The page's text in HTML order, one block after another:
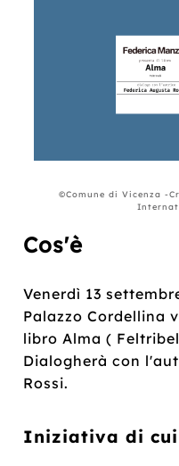
©Comune di Vicenza -
Cos'è
Venerdì 13
Palazzo Cordellina
libro Alma (
Dialogherà con
Rossi.
Iniziativa di